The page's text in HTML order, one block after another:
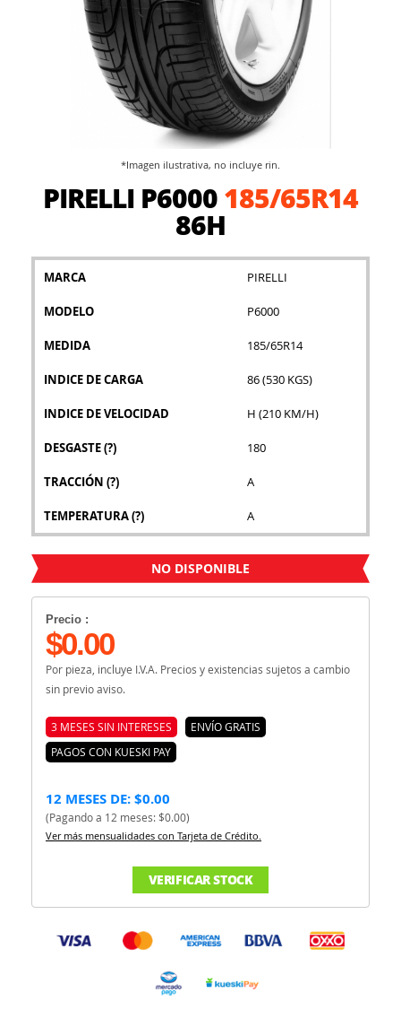
PIRELLI P6000185/65R14
86H
MARCA PIRELLI
MODELO P6000
MEDIDA 185/65R14
INDICE DE CARGA 86 (530 KGS)
INDICE DE VELOCIDAD H (210 KM/H)
DESGASTE(?) 180
TRACCIÓN (?) A
TEMPERATURA(?) A
NO DISPONIBLE
Precio :
$0.00
Por pieza, incluye I.V.A. Precios y existencias sujetos a cambio
sin previo aviso.
3 MESES SIN INTERESES
ENVÍO GRATIS
PAGOS CON KUESKI PAY
12 MESES DE: $0.00
(Pagando a 12 meses: $0.00)
Ver más mensualidades con Tarjeta de Crédito.
VERIFICAR STOCK
*Imagen ilustrativa, no incluye rin.
galería
imágenes